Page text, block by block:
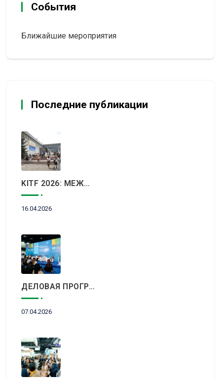
События
Ближайшие мероприятия
Последние публикации
KITF 2026: МЕЖДУНАРОДНЫЙ ТУРИСТИЧЕСКИЙ РЫНОК ВСТРЕТИТСЯ В АЛМАТЫ
16.04.2026
ДЕЛОВАЯ ПРОГРАММА KITF 2026: ВАЖНЕЙШИЕ АСПЕКТЫ РЫНКА ТУРИЗМА В НОВОЙ РЕАЛЬНОСТИ ОБСУДЯТ В АЛМАТЫ
07.04.2026